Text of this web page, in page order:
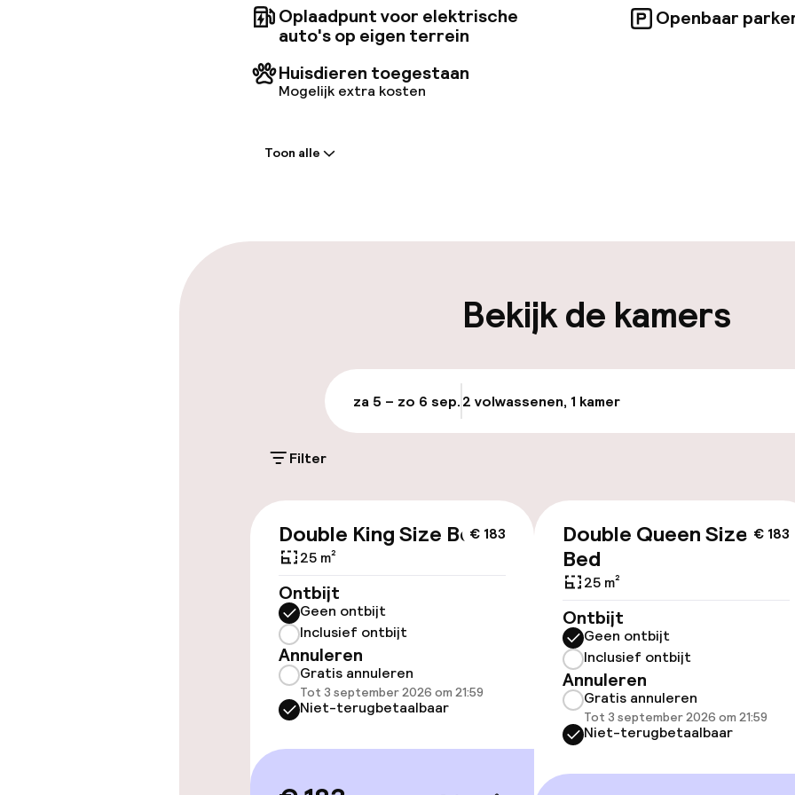
Oplaadpunt voor elektrische
auto's op eigen terrein
Huisdieren toegestaan
Mogelijk extra kosten
Openbaar
Parkeergelegenheid op eigen
terrein (buiten)
Mogelijk extra kosten
Parkeergelegenheid op eigen
Gratis parkeren
Openbaar parkeren
Oplaadpunt
Toegankelijkheid
Overal rolstoeltoegankelijk
Lift
Kamers
Toon alle
Bekijk de kamers
za 5 – zo 6 sep.2 volwassenen, 1 kamer
Filter
€ 183
Double King Size Bed
25 m²
Ontbijt
Geen ontbijt
Inclusief ontbijt
Annuleren
Gratis annuleren
Tot 3 september 2026 om 21:59
Niet-terugbetaalbaar
€ 183
Double Queen Size
Bed
25 m²
Ontbijt
Geen ontbijt
Inclusief ontbijt
Annuleren
Gratis annuleren
Tot 3 september 2026 om 21:59
Niet-terugbetaalbaar